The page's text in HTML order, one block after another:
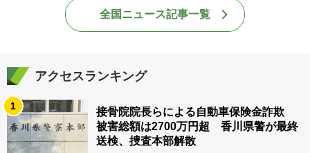
全国ニュース記事一覧
アクセスランキング
1
接骨院院長らによる自動車保険金詐欺
被害総額は2700万円超 香川県警が最終
送検、捜査本部解散